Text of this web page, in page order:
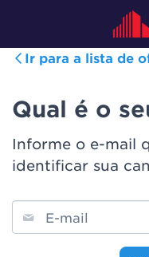
Ir para a lista de
Qual é o
Informe o e-mail
identificar sua
E-mail